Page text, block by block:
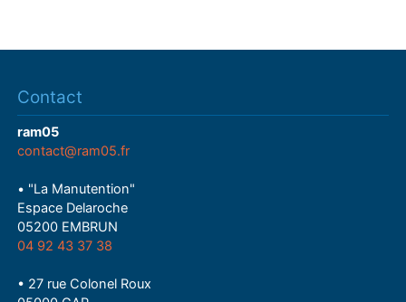
Contact
ram05
contact@ram05.fr
• "La Manutention"
Espace Delaroche
05200 EMBRUN
04 92 43 37 38
• 27 rue Colonel Roux